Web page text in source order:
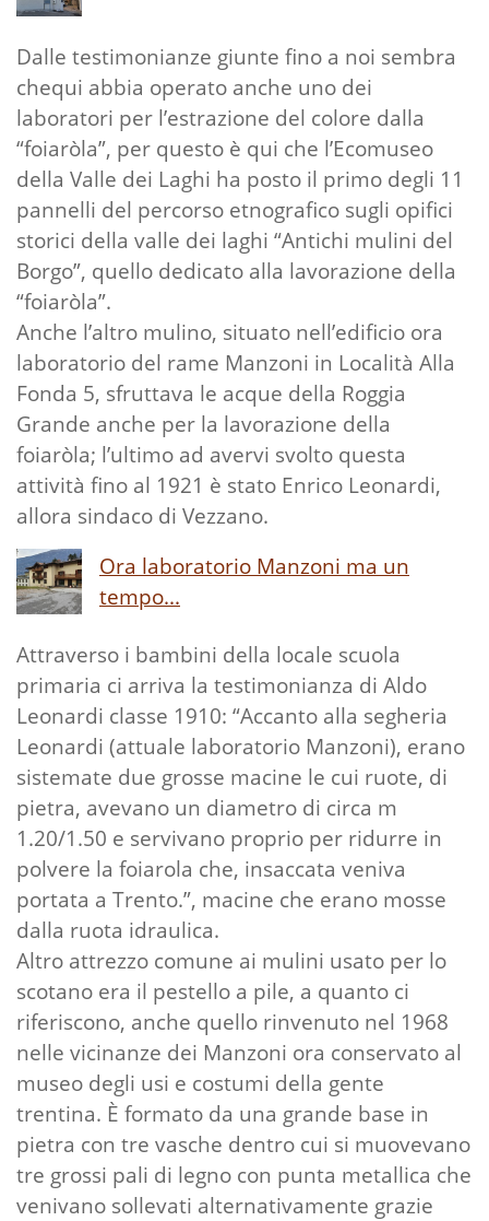
Dalle testimonianze giunte fino a noi sembra
chequi abbia operato anche uno dei
laboratori per l’estrazione del colore dalla
“foiaròla”, per questo è qui che l’Ecomuseo
della Valle dei Laghi ha posto il primo degli 11
pannelli del percorso etnografico sugli opifici
storici della valle dei laghi “Antichi mulini del
Borgo”, quello dedicato alla lavorazione della
“foiaròla”.
Anche l’altro mulino, situato nell’edificio ora
laboratorio del rame Manzoni in Località Alla
Fonda 5, sfruttava le acque della Roggia
Grande anche per la lavorazione della
foiaròla; l’ultimo ad avervi svolto questa
attività fino al 1921 è stato Enrico Leonardi,
allora sindaco di Vezzano.
Ora laboratorio Manzoni ma un
tempo...
Attraverso i bambini della locale scuola
primaria ci arriva la testimonianza di Aldo
Leonardi classe 1910: “Accanto alla segheria
Leonardi (attuale laboratorio Manzoni), erano
sistemate due grosse macine le cui ruote, di
pietra, avevano un diametro di circa m
1.20/1.50 e servivano proprio per ridurre in
polvere la foiarola che, insaccata veniva
portata a Trento.”, macine che erano mosse
dalla ruota idraulica.
Altro attrezzo comune ai mulini usato per lo
scotano era il pestello a pile, a quanto ci
riferiscono, anche quello rinvenuto nel 1968
nelle vicinanze dei Manzoni ora conservato al
museo degli usi e costumi della gente
trentina. È formato da una grande base in
pietra con tre vasche dentro cui si muovevano
tre grossi pali di legno con punta metallica che
venivano sollevati alternativamente grazie